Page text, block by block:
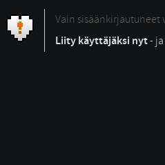
Vain
Liity käyttäjäksi nyt-